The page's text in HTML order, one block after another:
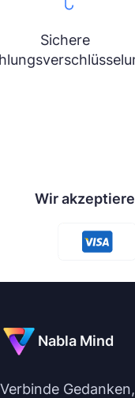
Sichere
Wir
Nabla Mind
Verbinde